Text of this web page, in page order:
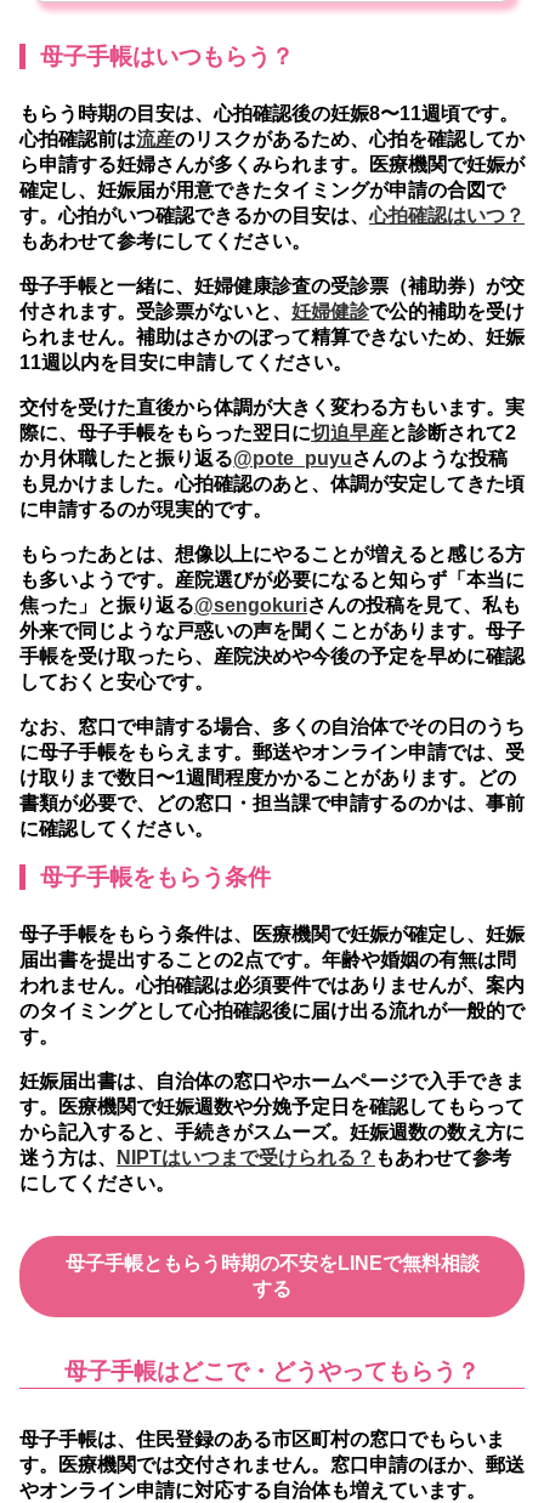
母子手帳はいつもらう？
もらう時期の目安は、心拍確認後の妊娠8〜11週頃です。
心拍確認前は流産のリスクがあるため、心拍を確認してか
ら申請する妊婦さんが多くみられます。医療機関で妊娠が
確定し、妊娠届が用意できたタイミングが申請の合図で
す。心拍がいつ確認できるかの目安は、心拍確認はいつ？
もあわせて参考にしてください。
母子手帳と一緒に、妊婦健康診査の受診票（補助券）が交
付されます。受診票がないと、 妊婦健診で公的補助を受け
られません。補助はさかのぼって精算できないため、妊娠
11週以内を目安に申請してください。
交付を受けた直後から体調が大きく変わる方もいます。実
際に、母子手帳をもらった翌日に切迫早産と診断されて2
か月休職したと振り返る@pote_puyuさんのような投稿
も見かけました。心拍確認のあと、体調が安定してきた頃
に申請するのが現実的です。
もらったあとは、想像以上にやることが増えると感じる方
も多いようです。産院選びが必要になると知らず「本当に
焦った」と振り返る@sengokuriさんの投稿を見て、私も
外来で同じような戸惑いの声を聞くことがあります。母子
手帳を受け取ったら、産院決めや今後の予定を早めに確認
しておくと安心です。
なお、窓口で申請する場合、多くの自治体でその日のうち
に母子手帳をもらえます。郵送やオンライン申請では、受
け取りまで数日〜1週間程度かかることがあります。どの
書類が必要で、どの窓口・担当課で申請するのかは、事前
に確認してください。
母子手帳をもらう条件
母子手帳をもらう条件は、医療機関で妊娠が確定し、妊娠
届出書を提出することの2点です。 年齢や婚姻の有無は問
われません。心拍確認は必須要件ではありませんが、案内
のタイミングとして心拍確認後に届け出る流れが一般的で
す。
妊娠届出書は、自治体の窓口やホームページで入手できま
す。医療機関で妊娠週数や分娩予定日を確認してもらって
から記入すると、手続きがスムーズ。妊娠週数の数え方に
迷う方は、
NIPTはいつまで受けられる？ もあわせて参考
にしてください。
母子手帳ともらう時期の不安をLINEで無料相談
する
母子手帳はどこで・どうやってもらう？
母子手帳は、住民登録のある市区町村の窓口でもらいま
す。
医療機関では交付されません。窓口申請のほか、郵送
やオンライン申請に対応する自治体も増えています。